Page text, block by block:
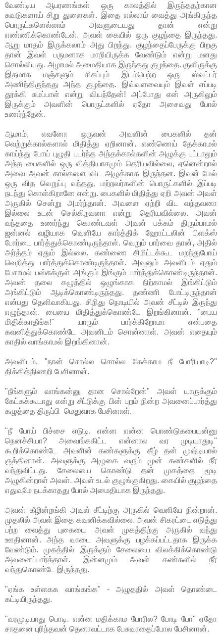
வேண்டிய ஆபரணங்கள் ஒரு காலத்தில் இருந்ததற்கான
சுவடுகளாய் சிறு துளைகள். இதை எல்லாம் வைத்து அங்கிருந்த
பொருட்களெல்லாம் அவளுடையது தான் என்று
எண்ணிக்கொண்டேன். அவள் கையில் ஒரு குழந்தை இருந்தது.
ஆறு மாதம் இருக்கலாம் அது பிறந்து. குழந்தைப்பேருக்கு பிறகு
தான் இவள் பருமனாக மாறியிருக்க வேண்டும் என்று மனது
சொல்லியது. அழாமல் அமைதியாக இருந்தது குழந்தை. குளிருக்கு
இதமாக மஞ்சளும் சிகப்பும் இடம்பெற்ற ஒரு ஸ்வட்டர்
அணிந்திருந்தது அந்த குழந்தை. இவ்வளவையும் இவள் எப்படி
தூக்கி சுமப்பாள் என்று வியந்தேன்! அப்போது என் அருகிலும்
இருக்கும் அவளின் பொருட்களில் ஏதோ அசைவது போல்
உணர்ந்தேன்.
ஆமாம், எவனோ ஒருவன் அவளின் பைகளில் தன்
வெற்றுக்கால்களால் மிதித்து ஏறினான். எண்ணெய் தேக்காமல்
காய்ந்து போய் புழுதி படர்ந்த அந்தக்கால்களின் அழுக்கு பட்டாலும்
அந்த பைகளில் ஒரு வித்தியாசமும் தெரியவில்லை, ஏனென்றால்
அவை அவன் கால்களை விட அழுக்காக இருந்தன. இவன் மேல்
ஒரு வித வெறுப்பு வந்தது, மற்றவர்களின் பொருட்களில் இப்படி
நடந்து கொள்கிறானே என்று. பைகளில் மிதித்து ஏறி அவன் அவள்
அருகில் சென்று அமர்ந்தான். அவளை ஏற்றி விட வந்தவனா
இல்லை உடன் செல்கிறவனா என்று தெரியவில்லை. அவன்
வந்ததை உணர்ந்து கொண்டவள் அவன் பக்கம் திரும்பாமல்
ஜன்னல் வழியாக வெளியே கார்த்திக் ஹோட்டலின் பிளக்ஸ்
போர்டை பார்த்துக்கொண்டிருந்தாள். வெறும் பார்வை தான், அதில்
அர்த்தம் ஏதும் இல்லை. கண்ணை சிமிட்டக்கூட மறந்துபோய்
வெறித்து பார்த்துக்கொண்டிருந்தாள். அவனும் அவளிடம் ஏதும்
பேசாமல் பஸ்சுக்குள் அங்கும் இங்கும் பார்த்துக்கொண்டிருந்தான்.
அவன் தலை கழுத்தில் ஒழுங்காக நிற்காமல் இங்கிட்டும்
அங்கிட்டும் ஆடிக்கொண்டிருந்தது. தண்ணி போட்டிருந்தான்
என்பது தெளிவாகியது. சிறிது நொடியில் அவன் சீட்டில் இருந்து
எழுந்தான். பையை மிதித்துக்கொண்டே இறங்கினான். "பைய
மிதிக்காதீங்க!" யாரும் பார்க்கிறோமா என்பதை
கவனித்துக்கொண்டே அவனிடம் சொன்னாள். அவன் எதையும்
காதில் வாங்காமல் இறங்கினான்.
அவளிடம், "நான் சொல்ல சொல்ல கேக்காம நீ போரியாடி?"
திக்கித்திணறி பேசினான்.
"நீங்களும் வாங்கன்னு தான சொல்றேன்" அவள் யாருக்கும்
கேட்கக்கூடாது என்று சீட்டுக்கு பின் புறம் நின்ற அவனைப்பார்த்து
கழுத்தை திருப்பி மெதுவாக பேசினாள்.
"நீ போய் பிச்சை எடுடி. என்ன என்ன பொண்டுகபையன்னு
நெனச்சியா? அவைங்ககிட்ட என்னால வர முடியாதுடி"
கூறிக்கொண்டே அவளின் கண்களுக்கு கீழ் தன் முஷ்டியால்
குத்தினான். அவளுக்கு அழுகை வரும் முன் கண்களில் நீர்
வந்துவிட்டது. சேலையை கொண்டு தன் முகத்தை மூடி
அழுகின்றாள் அவள். அவள் உடல் குழுங்குகிறது. கையில் குழந்தை
எதுவுமே நடக்காதது போல் அமைதியாக இருந்தது.
அவன் கீழின்றங்கி அவள் சீட்டிற்கு அருகில் வெளியே நின்றான்.
முதலில் அவள் இதை கவனிக்கவில்லை. அவன் சிகரட்டை எடுத்து
பற்ற வைத்து புகையை அவள் முகத்திற்கு அருகில் வந்து
ஊதினான். அந்த வாடை அவளுக்கு பழக்கப்பட்டதாக இருக்க
வேண்டும். முகத்தில் இருக்கும் சேலையை விலக்கிக்கொண்டு
அவனைப்பார்த்தாள். இன்னமும் அவள் கண்களில் நீர்
வந்துகொண்டே இருந்தது.
"ஏங்க உள்ளகக வாங்கங்க" - அழுததில் அவள் தொண்டை
கட்டியிருந்தது.
"வரமுடியாது பொடி. என்ன மதிக்காம போரில? போடி போ" ஏதோ
சாதனை புரிந்தவன் தெனாவட்டாக பேசுவாதைப்போல பேசினான்.